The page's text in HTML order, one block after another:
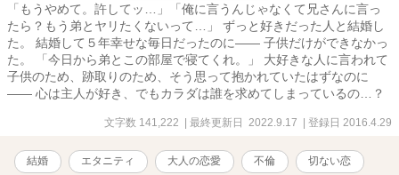
「もうやめて。許してッ…」「俺に言うんじゃなくて兄さんに言っ
たら？もう弟とヤリたくないって…」 ずっと好きだった人と結婚し
た。 結婚して５年幸せな毎日だったのに―― 子供だけができなかっ
た。 「今日から弟とこの部屋で寝てくれ。」 大好きな人に言われて
子供のため、跡取りのため、そう思って抱かれていたはずなのに
―― 心は主人が好き、でもカラダは誰を求めてしまっているの…？
文字数 141,222 | 最終更新日 2022.9.17 | 登録日 2016.4.29
結婚 エタニティ 大人の恋愛 不倫 切ない恋